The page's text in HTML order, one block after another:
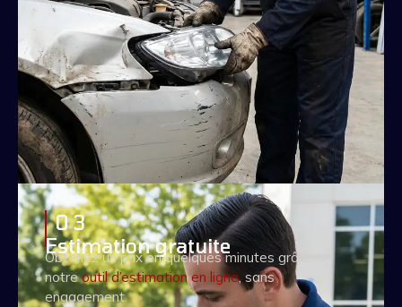
0 3
Estimation gratuite
Obtenez un prix en quelques minutes grâce à
notreoutil d’estimation en ligne, sans
engagement.